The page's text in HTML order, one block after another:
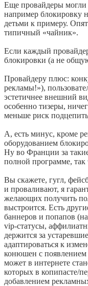
Еще провайдеры
например блокировку
детьми к примеру.
типичный «чайник».
Если каждый
блокировки (а не
Провайдеру плюс:
рекламы!»),
эстетичнее внешний
особенно тизеры,
меньше риск
А, есть минус, кроме
оборудованием
Ну во Франции за
полной программе, так
Вы скажете, гугл,
и проваливают, я
желающих получить
выстроится. Есть
баннеров и попапов
vip-статусы,
держится за
адаптироваться к
конюшен с появлением
может в интернете
которых в копипасте/
добавлением